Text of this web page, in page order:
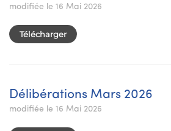
modifiée le 16 Mai 2026
Télécharger
Délibérations Mars 2026
modifiée le 16 Mai 2026